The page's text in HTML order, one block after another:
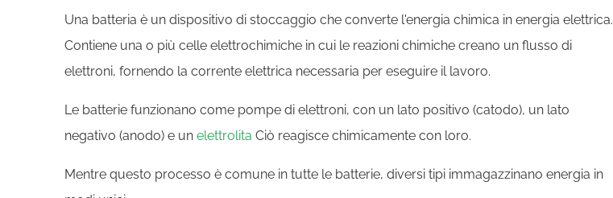
Una batteria è un dispositivo di stoccaggio che converte l'energia chimica in energia elettrica.
Contiene una o più celle elettrochimiche in cui le reazioni chimiche creano un flusso di
elettroni, fornendo la corrente elettrica necessaria per eseguire il lavoro.
Le batterie funzionano come pompe di elettroni, con un lato positivo (catodo), un lato
negativo (anodo) e un elettrolita Ciò reagisce chimicamente con loro.
Mentre questo processo è comune in tutte le batterie, diversi tipi immagazzinano energia in